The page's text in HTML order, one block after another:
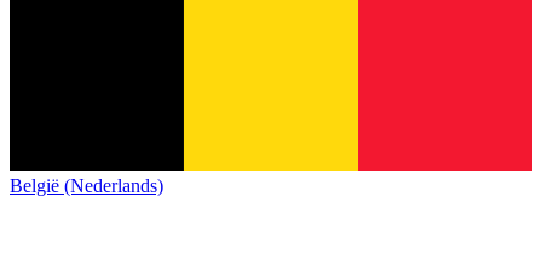
België (Nederlands)